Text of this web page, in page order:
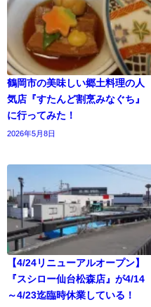
鶴岡市の美味しい郷土料理の人
気店『すたんど割烹みなぐち』
に行ってみた！
2026年5月8日
【4/24リニューアルオープン】
『スシロー仙台松森店』が4/14
～4/23迄臨時休業している！